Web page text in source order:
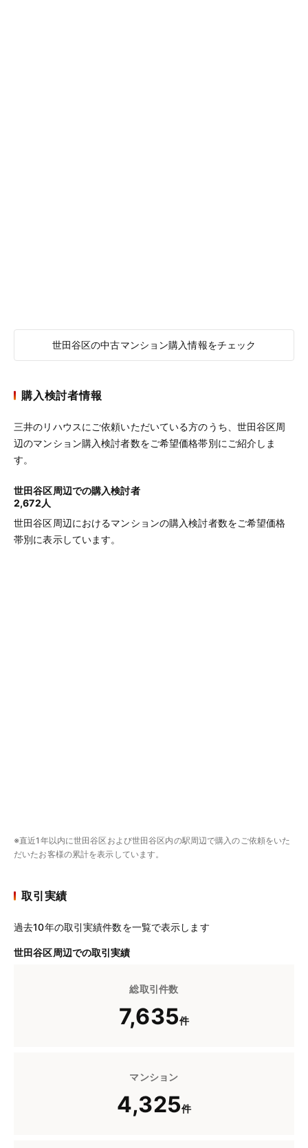
世田谷区の中古マンション購入情報をチェック
購入検討者情報
三井のリハウスにご依頼いただいている方のうち、世田谷区周
辺のマンション購入検討者数をご希望価格帯別にご紹介しま
す。
世田谷区周辺での購入検討者
2,672人
世田谷区周辺におけるマンションの購入検討者数をご希望価格
帯別に表示しています。
※直近1年以内に世田谷区および世田谷区内の駅周辺で購入のご依頼をいた
だいたお客様の累計を表示しています。
取引実績
過去10年の取引実績件数を一覧で表示します
世田谷区周辺での取引実績
総取引件数
7,635件
マンション
4,325件